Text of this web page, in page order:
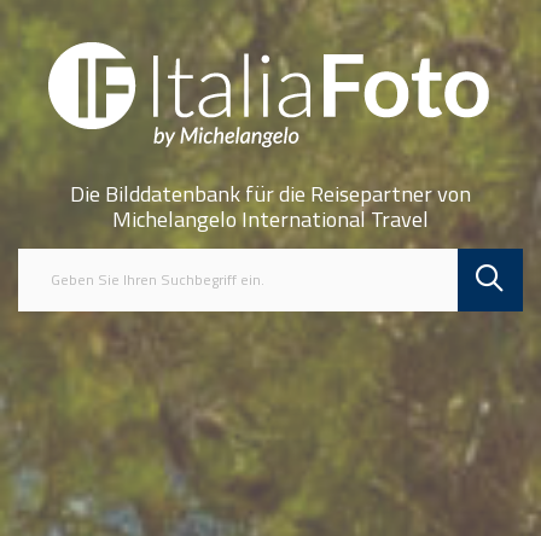
Die Bilddatenbank für die Reisepartner von
Michelangelo International Travel